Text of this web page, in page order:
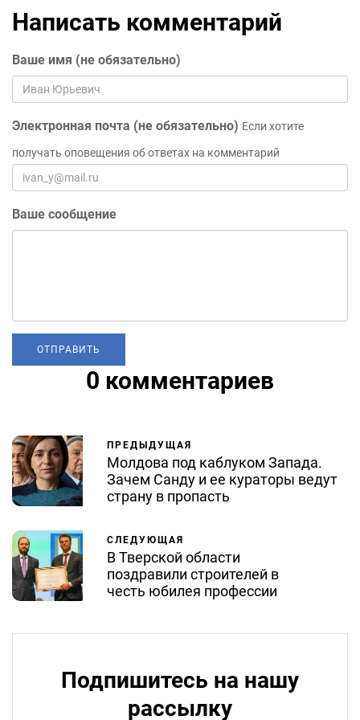
Написать комментарий
Ваше имя (не обязательно)
Электронная почта (не обязательно) Если хотите
получать оповещения об ответах на комментарий
Ваше сообщение
0 комментариев
ПРЕДЫДУЩАЯ
Молдова под каблуком Запада.
Зачем Санду и ее кураторы ведут
страну в пропасть
СЛЕДУЮЩАЯ
В Тверской области
поздравили строителей в
честь юбилея профессии
Подпишитесь на нашу
рассылку